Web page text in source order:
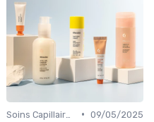
• 09/05/2025